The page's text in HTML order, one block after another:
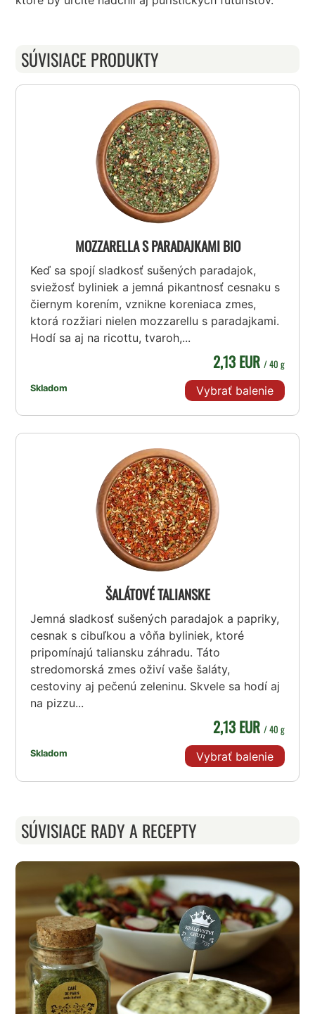
SÚVISIACE PRODUKTY
MOZZARELLA S PARADAJKAMI BIO
Keď sa spojí sladkosť sušených paradajok,
sviežosť byliniek a jemná pikantnosť cesnaku s
čiernym korením, vznikne koreniaca zmes,
ktorá rozžiari nielen mozzarellu s paradajkami.
Hodí sa aj na ricottu, tvaroh,...
Skladom
2,13 EUR / 40 g
Vybrať balenie
ŠALÁTOVÉ TALIANSKE
Jemná sladkosť sušených paradajok a papriky,
cesnak s cibuľkou a vôňa byliniek, ktoré
pripomínajú taliansku záhradu. Táto
stredomorská zmes oživí vaše šaláty,
cestoviny aj pečenú zeleninu. Skvele sa hodí aj
na pizzu...
Skladom
2,13 EUR / 40 g
Vybrať balenie
SÚVISIACE RADY A RECEPTY